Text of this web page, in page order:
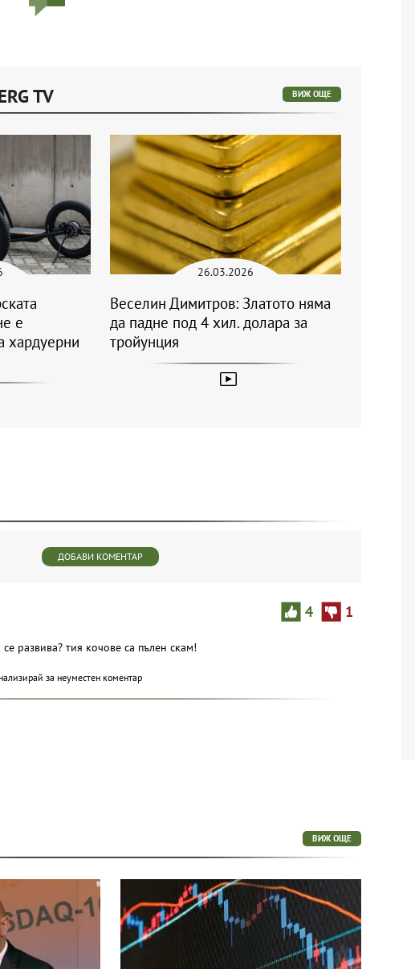
TV ВИЖ ОЩЕ
е
хардуерни
26.03.2026
Веселин Димитров: Златото няма
да падне под 4 хил. долара за
тройунция
ДОБАВИ КОМЕНТАР
4 1
се развива? тия кочове са пълен скам!
за неуместен коментар
ВИЖ ОЩЕ